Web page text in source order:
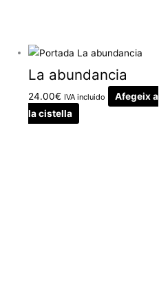
La abundancia
24.00€ IVA incluido
Afegeix a
la cistella